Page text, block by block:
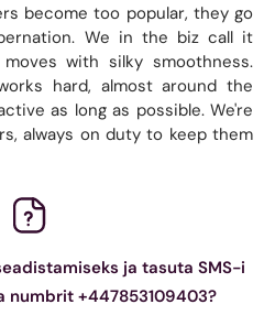
become too popular, they go
We in the biz call it
with silky smoothness.
hard, almost around the
as long as possible. We're
always on duty to keep them
ja tasuta SMS-i
numbrit +447853109403?